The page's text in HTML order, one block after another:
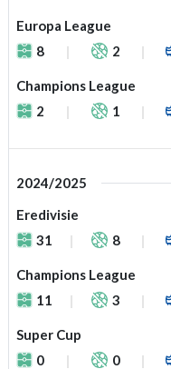
Europa League
8
2
Champions League
2
1
2024/2025
Eredivisie
31
8
Champions League
11
3
Super Cup
0
0